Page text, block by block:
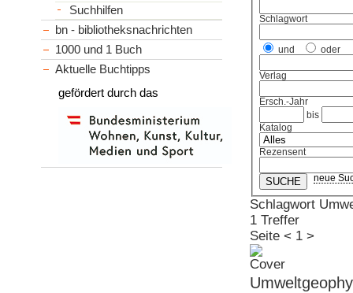
Schlagwort
und oder
Verlag
Ersch.-Jahr
bis
Katalog
Rezensent
neue
Schlagwort
1 Treffer
Seite < 1 >
Suchhilfen
bn - bibliotheksnachrichten
1000 und 1 Buch
Aktuelle Buchtipps
gefördert durch das